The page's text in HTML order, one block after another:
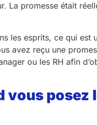
La promesse était
les esprits, ce qui est
avez reçu une
ou les RH afin
vous posez